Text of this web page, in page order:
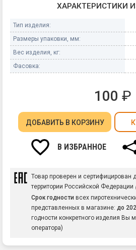
ХАРАКТЕРИСТИКИ
Тип изделия:
Размеры упаковки, мм:
Вес изделия, кг:
Фасовка:
100 ₽
ДОБАВИТЬ В КОРЗИНУ
В ИЗБРАННОЕ
Товар проверен и сертифицирован
территории Российской Федерации
Срок годности всех
представленных в магазине: до
годности конкретного изделия Вы
оператора)